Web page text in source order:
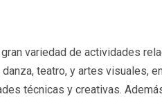
variedad de actividades
teatro, y artes visuales,
técnicas y creativas.